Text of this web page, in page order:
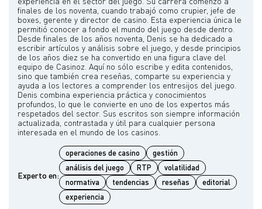
finales de los noventa, cuando trabajó como crupier, jefe de
boxes, gerente y director de casino. Esta experiencia única le
permitió conocer a fondo el mundo del juego desde dentro.
Desde finales de los años noventa, Denis se ha dedicado a
escribir artículos y análisis sobre el juego, y desde principios
de los años diez se ha convertido en una figura clave del
equipo de Casinoz. Aquí no sólo escribe y edita contenidos,
sino que también crea reseñas, comparte su experiencia y
ayuda a los lectores a comprender los entresijos del juego.
Denis combina experiencia práctica y conocimientos
profundos, lo que le convierte en uno de los expertos más
respetados del sector. Sus escritos son siempre información
actualizada, contrastada y útil para cualquier persona
Experto en:
operaciones de casino
gestión
análisis del juego
RTP
volatilidad
normativa
tendencias reseñas
editorial
experiencia